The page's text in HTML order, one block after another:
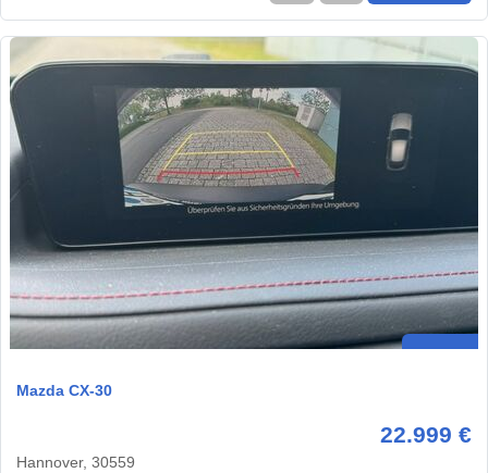
Mazda CX-30
22.999 €
Hannover, 30559